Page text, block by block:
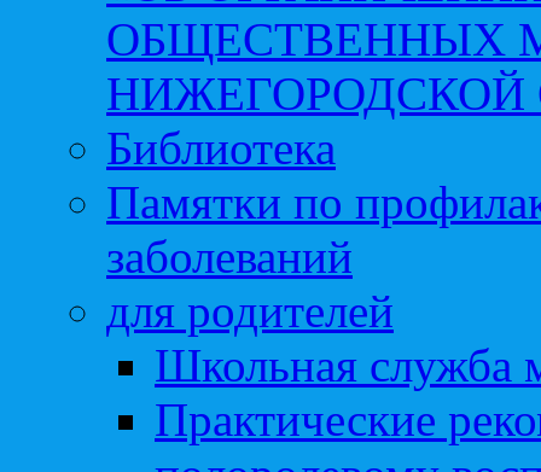
ОБЩЕСТВЕННЫХ
НИЖЕГОРОДСКОЙ
Библиотека
Памятки по
заболеваний
для родителей
Школьная служба
Практические